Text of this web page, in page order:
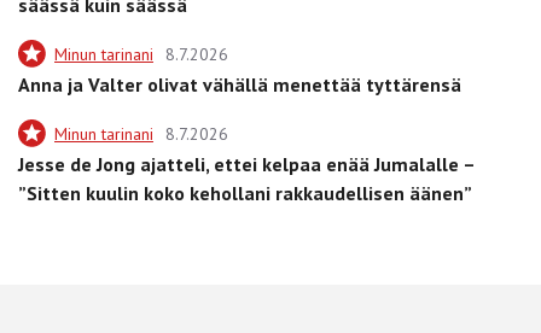
Minun tarinani 8.7.2026
Anna ja Valter olivat vähällä menettää tyttärensä
Minun tarinani 8.7.2026
Jesse de Jong ajatteli, ettei kelpaa enää Jumalalle –
”Sitten kuulin koko kehollani rakkaudellisen äänen”